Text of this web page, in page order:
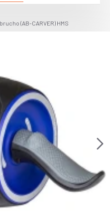
(AB-CARVER) HMS